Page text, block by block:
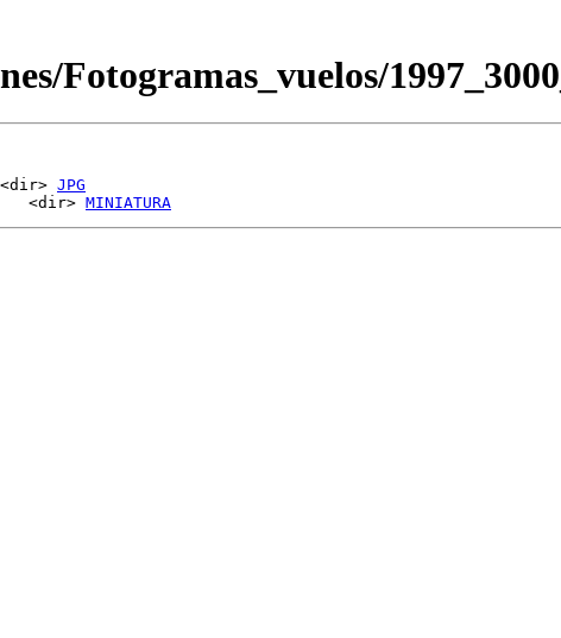
Fotogramas_vuelos/
JPG
<dir> MINIATURA